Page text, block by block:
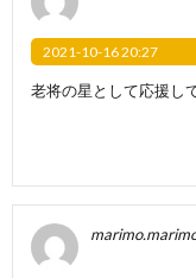
2021-10-16 20:27
老将の星として応援し